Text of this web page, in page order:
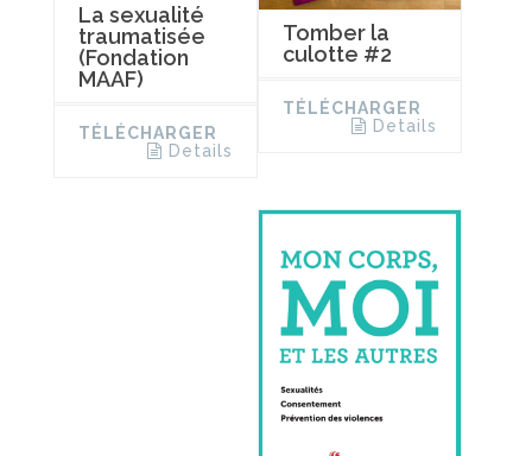
La sexualité
traumatisée
(Fondation
MAAF)
TÉLÉCHARGER
Details
Tomber la
culotte #2
TÉLÉCHARGER
Details